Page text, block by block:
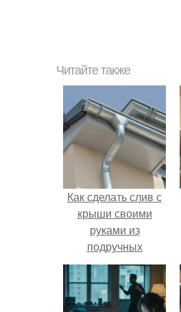
Читайте также
Как сделать слив с
крыши своими
руками из
подручных
материалов.
Материалы для
водостоков